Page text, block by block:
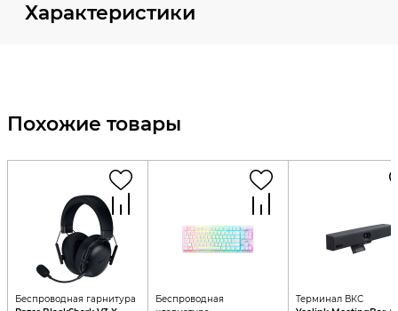
Характеристики
Похожие товары
Беспроводная гарнитура
Беспроводная
Терминал ВКС